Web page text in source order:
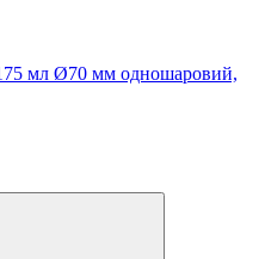
мл Ø70 мм одношаровий,